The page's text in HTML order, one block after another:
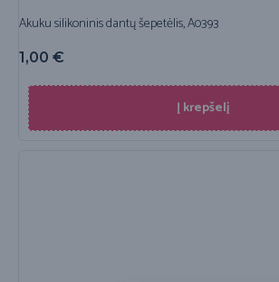
Akuku silikoninis dantų šepetėlis, A0393
1,00 €
Į krepšelį